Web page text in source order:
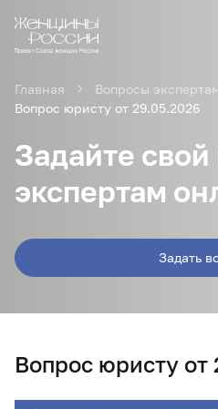
Главная
Вопросы
Вопрос юристу от 29.05.2026
Задайте свой
экспертам
Задать
Вопрос юристу от